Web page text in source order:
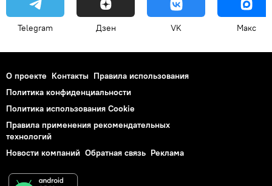
Telegram Дзен VK Макс
О проекте Контакты Правила использования
Политика конфиденциальности
Политика использования Cookie
Правила применения рекомендательных
технологий
Новости компаний Обратная связь Реклама